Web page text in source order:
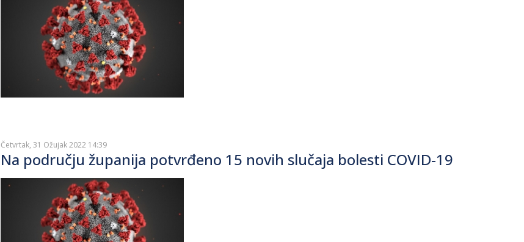
Četvrtak, 31 Ožujak 2022 14:39
Na području županija potvrđeno 15 novih slučaja bolesti COVID-19